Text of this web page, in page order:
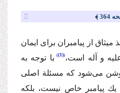
﴾
میثاق از پیامبران برای ایمان
و آله است، (1)
با توجه به
می‌شود كه مسئلة اصلی
یك پیامبر خاص نیست، بلكه